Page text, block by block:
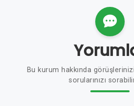
Bu kurum hakkında
sorularınızı